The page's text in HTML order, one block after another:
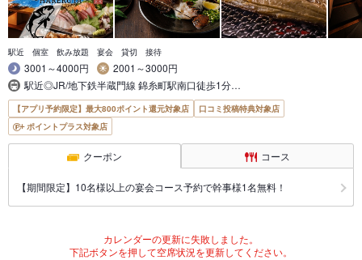
駅近 個室 飲み放題 宴会 貸切 接待
3001～4000円
2001～3000円
駅近◎JR/地下鉄半蔵門線 錦糸町駅南口徒歩1分…
【アプリ予約限定】最大800ポイント還元対象店
口コミ投稿特典対象店
ポイントプラス対象店
クーポン コース
【期間限定】10名様以上の宴会コース予約で幹事様1名無料！
カレンダーの更新に失敗しました。
下記ボタンを押して空席状況を更新してください。